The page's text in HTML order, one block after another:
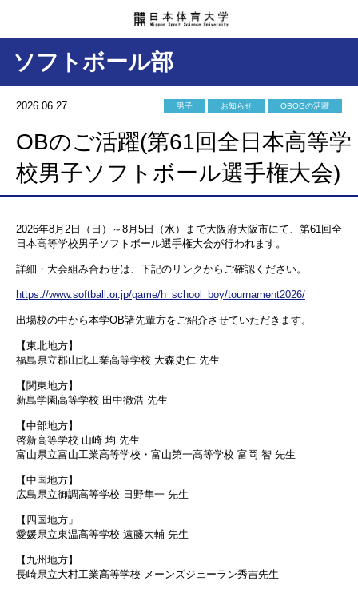
ソフトボール部
2026.06.27 男子 お知らせ OBOGの活躍
OBのご活躍(第61回全日本高等学
校男子ソフトボール選手権大会)
2026年8月2日（日）～8月5日（水）まで大阪府大阪市にて、第61回全
日本高等学校男子ソフトボール選手権大会が行われます。
詳細・大会組み合わせは、下記のリンクからご確認ください。
https://www.softball.or.jp/game/h_school_boy/tournament2026/
出場校の中から本学OB諸先輩方をご紹介させていただきます。
【東北地方】
福島県立郡山北工業高等学校 大森史仁 先生
【関東地方】
新島学園高等学校 田中徹浩 先生
【中部地方】
啓新高等学校 山崎 均 先生
富山県立富山工業高等学校・富山第一高等学校 富岡 智 先生
【中国地方】
広島県立御調高等学校 日野隼一 先生
【四国地方」
愛媛県立東温高等学校 遠藤大輔 先生
【九州地方】
長崎県立大村工業高等学校 メーンズジェーラン秀吉先生